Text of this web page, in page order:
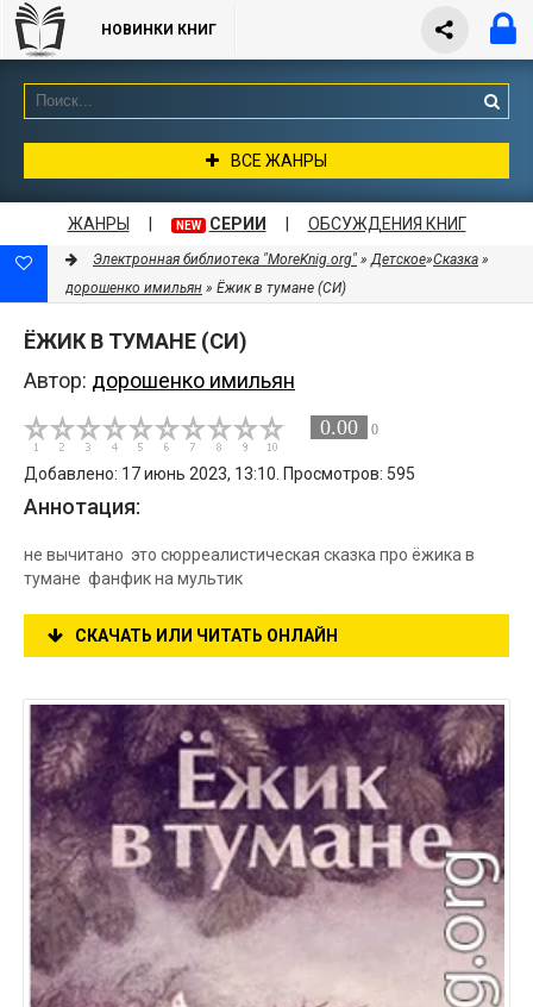
НОВИНКИ КНИГ
ВСЕ ЖАНРЫ
ЖАНРЫ NEW СЕРИИ ОБСУЖДЕНИЯ КНИГ
Электронная библиотека "MoreKnig.org" »Детское»Сказка »
дорошенко имильян » Ёжик в тумане (СИ)
ЁЖИК В ТУМАНЕ (СИ)
Автор: дорошенко имильян
0.00 0
Добавлено: 17 июнь 2023, 13:10. Просмотров: 595
Аннотация:
не вычитано это сюрреалистическая сказка про ёжика в
тумане фанфик на мультик
СКАЧАТЬ ИЛИ ЧИТАТЬ ОНЛАЙН